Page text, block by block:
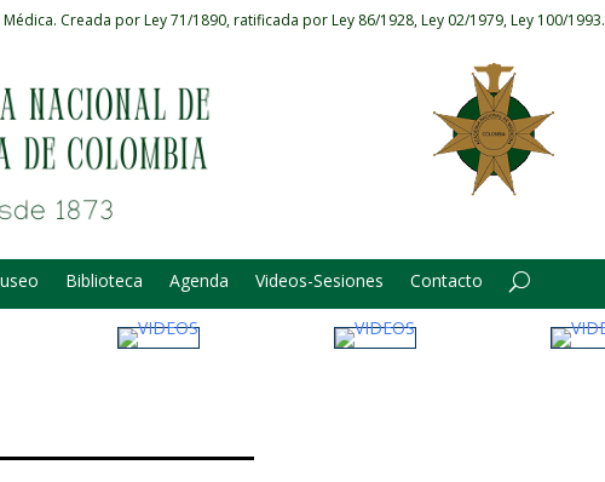
Creada por Ley 71/1890, ratificada por Ley 86/1928, Ley 02/1979, Ley 100/1993.
Biblioteca Agenda Videos-Sesiones Contacto